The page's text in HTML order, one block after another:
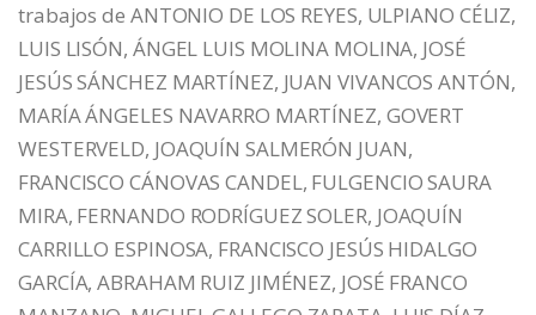
trabajos de ANTONIO DE LOS REYES, ULPIANO CÉLIZ,
LUIS LISÓN, ÁNGEL LUIS MOLINA MOLINA, JOSÉ
JESÚS SÁNCHEZ MARTÍNEZ, JUAN VIVANCOS ANTÓN,
MARÍA ÁNGELES NAVARRO MARTÍNEZ, GOVERT
WESTERVELD, JOAQUÍN SALMERÓN JUAN,
FRANCISCO CÁNOVAS CANDEL, FULGENCIO SAURA
MIRA, FERNANDO RODRÍGUEZ SOLER, JOAQUÍN
CARRILLO ESPINOSA, FRANCISCO JESÚS HIDALGO
GARCÍA, ABRAHAM RUIZ JIMÉNEZ, JOSÉ FRANCO